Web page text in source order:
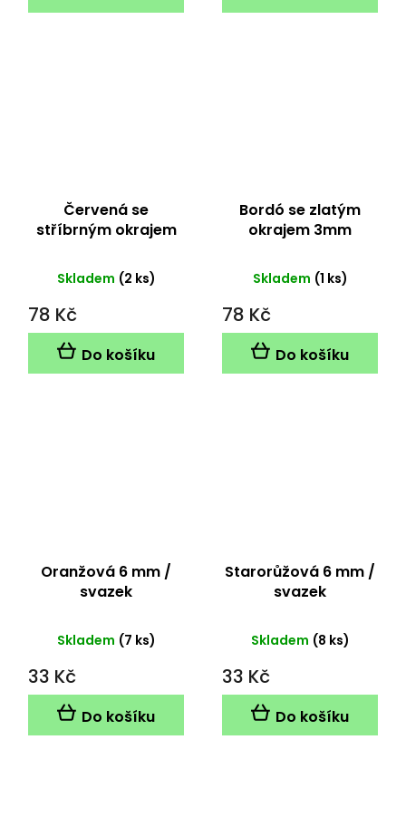
Červená se
stříbrným okrajem
Skladem (2 ks)
78 Kč
Do košíku
Bordó se zlatým
okrajem 3mm
Skladem (1 ks)
78 Kč
Do košíku
Oranžová 6 mm /
svazek
Skladem (7 ks)
33 Kč
Do košíku
Starorůžová 6 mm /
svazek
Skladem (8 ks)
33 Kč
Do košíku